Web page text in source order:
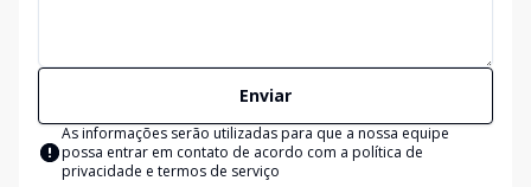
Enviar
As informações serão utilizadas para que a nossa equipe
possa entrar em contato de acordo com a política de
privacidade e termos de serviço